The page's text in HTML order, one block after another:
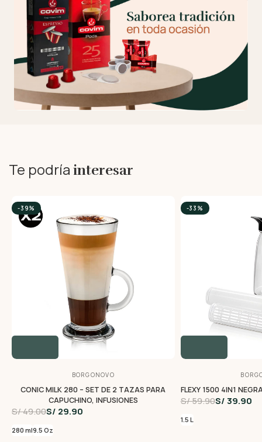
Te podría interesar
-39%
BORGONOVO
CONIC MILK 280 – SET DE 2 TAZAS PARA
CAPUCHINO, INFUSIONES
S/ 49.00S/ 29.90
280 ml9.5 Oz
-33%
FLEXY 1500 4IN1
S/ 59.90S/ 39.90
1.5 L